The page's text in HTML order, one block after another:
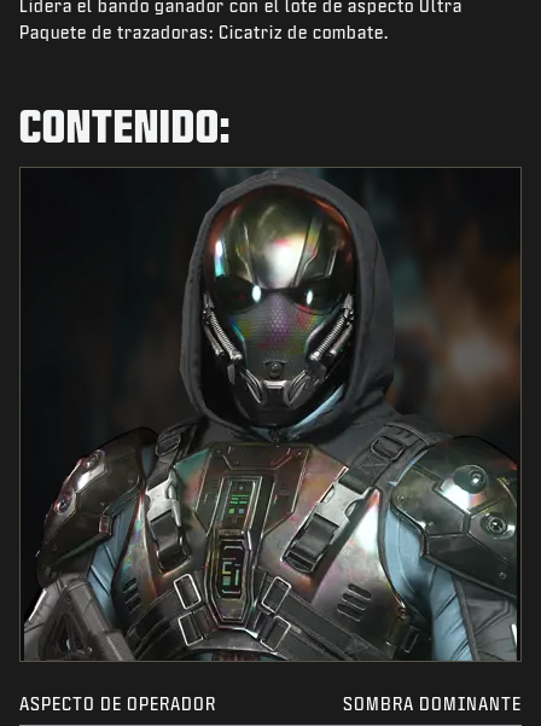
NOTICIAS
REGISTRARSE
Lidera el bando ganador con el lote de aspecto Ultra
Paquete de trazadoras: Cicatriz de combate.
CONTENIDO:
ASPECTO DE OPERADOR SOMBRA DOMINANTE